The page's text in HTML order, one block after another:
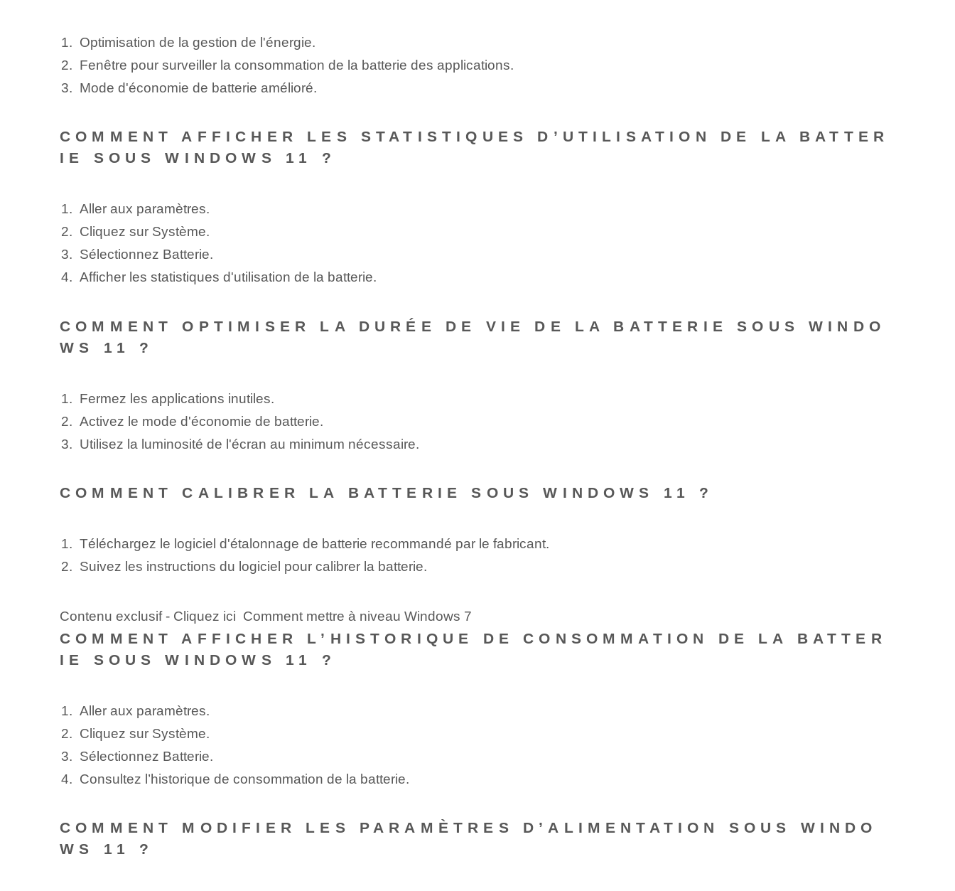
Optimisation de la gestion de l'énergie.
Fenêtre pour surveiller la consommation de la batterie des applications.
Mode d'économie de batterie amélioré.
COMMENT AFFICHER LES STATISTIQUES D’UTILISATION DE LA BATTER
IE SOUS WINDOWS 11 ?
Aller aux paramètres.
Cliquez sur Système.
Sélectionnez Batterie.
Afficher les statistiques d'utilisation de la batterie.
COMMENT OPTIMISER LA DURÉE DE VIE DE LA BATTERIE SOUS WINDO
WS 11 ?
Fermez les applications inutiles.
Activez le mode d'économie de batterie.
Utilisez la luminosité de l'écran au minimum nécessaire.
COMMENT CALIBRER LA BATTERIE SOUS WINDOWS 11 ?
Téléchargez le logiciel d'étalonnage de batterie recommandé par le fabricant.
Suivez les instructions du logiciel pour calibrer la batterie.
Contenu exclusif - Cliquez ici Comment mettre à niveau Windows 7
COMMENT AFFICHER L’HISTORIQUE DE CONSOMMATION DE LA BATTER
IE SOUS WINDOWS 11 ?
Aller aux paramètres.
Cliquez sur Système.
Sélectionnez Batterie.
Consultez l’historique de consommation de la batterie.
COMMENT MODIFIER LES PARAMÈTRES D’ALIMENTATION SOUS WINDO
WS 11 ?